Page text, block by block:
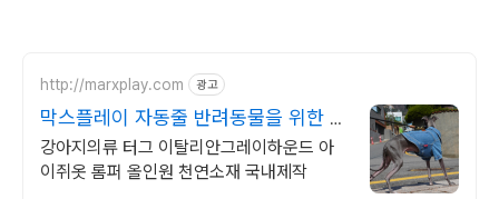
http://marxplay.com 광고
막스플레이 자동줄 반려동물을 위한 소
셜브랜드
강아지의류 터그 이탈리안그레이하운드 아
이쥐옷 롬퍼 올인원 천연소재 국내제작